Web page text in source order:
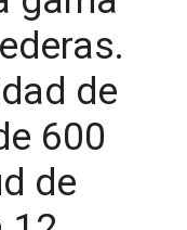
de
600
de